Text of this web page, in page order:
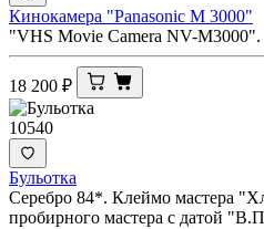
Кинокамера "Panasonic M 3000"
"VHS Movie Camera NV-M3000".
18 200 ₽
10540
Бульотка
Серебро 84*. Клеймо мастера
пробирного мастера с датой